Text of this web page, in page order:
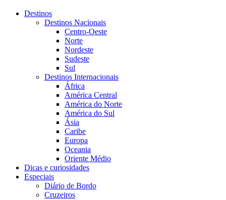
Destinos
Destinos Nacionais
Centro-Oeste
Norte
Nordeste
Sudeste
Sul
Destinos Internacionais
África
América Central
América do Norte
América do Sul
Ásia
Caribe
Europa
Oceania
Oriente Médio
Dicas e curiosidades
Especiais
Diário de Bordo
Cruzeiros